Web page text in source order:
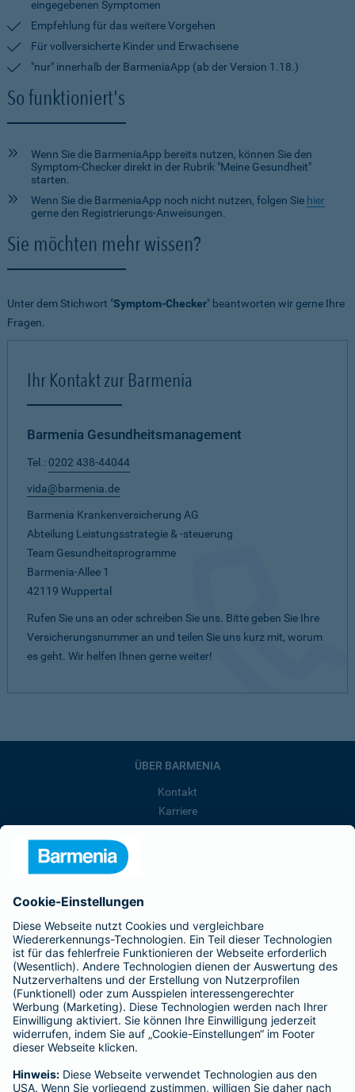
eingegebenen Symptomen
Empfehlung für das weitere Vorgehen
Für vollversicherte Kinder und Erwachsene
"nur" innerhalb der BarmeniaApp (ab der Version 1.18.)
So funktioniert's
Wenn Sie die BarmeniaApp bereits nutzen, können Sie den
Symptom-Checker direkt in der Rubrik "Meine Gesundheit"
starten.
Wenn Sie die BarmeniaApp noch nicht nutzen, folgen Sie hier
gerne den Registrierungs-Anweisungen.
Sie möchten mehr wissen?
Unter dem Stichwort "Symptom-Checker" beantworten wir gerne Ihre
Fragen.
Ihr Kontakt zur Barmenia
Barmenia Gesundheitsmanagement
Tel.: 0202 438-44044
vida@barmenia.de
Barmenia Krankenversicherung AG
Abteilung Leistungsstrategie & -steuerung
Team Gesundheitsprogramme
Barmenia-Allee 1
42119 Wuppertal
Rufen Sie uns an oder schreiben Sie uns. Bitte geben Sie Ihre
Versicherungsnummer an und teilen Sie uns kurz mit, worum
es geht. Wir helfen Ihnen gerne weiter!
ÜBER BARMENIA
Kontakt
Karriere
Barmenia ist Teil der BarmeniaGothaer
BELIEBTE SEITEN
Kranken-Zusatzversicherung
Tierversicherungen
Haftpflichtversicherung
Hausratversicherung
Adresse ändern